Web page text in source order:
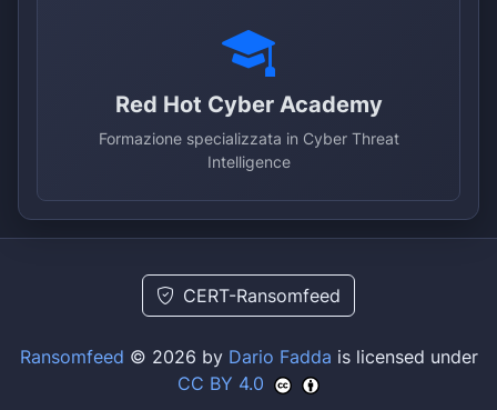
Red Hot Cyber Academy
Formazione specializzata in Cyber Threat
Intelligence
CERT-Ransomfeed
Ransomfeed © 2026 by Dario Fadda is licensed under
CC BY 4.0